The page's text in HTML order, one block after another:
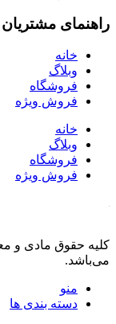
راهنمای مشتریان
خانه
وبلاگ
فروشگاه
فروش ویژه
خانه
وبلاگ
فروشگاه
فروش ویژه
کلیه حقوق مادی و
می‌باشد.
منو
دسته بندی ها